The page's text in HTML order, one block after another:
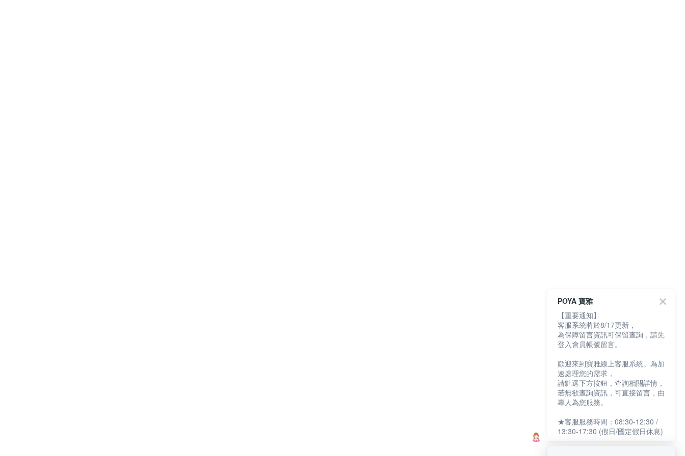
POYA 寶雅
【重要通知】
客服系統將於8/17更新，
為保障留言資訊可保留查詢，請先
登入會員帳號留言。
歡迎來到寶雅線上客服系統。為加
速處理您的需求，
請點選下方按鈕，查詢相關詳情，
若無欲查詢資訊，可直接留言，由
專人為您服務。
★客服服務時間：08:30-12:30 /
13:30-17:30 (假日/國定假日休息)